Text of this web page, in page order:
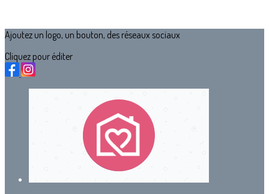
Ajoutez un logo, un bouton, des réseaux sociaux
Cliquez pour éditer